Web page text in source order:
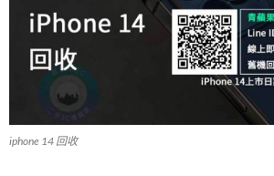
iphone 14 回收